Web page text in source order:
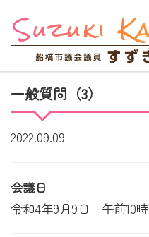
一般質問（3）
2022.09.09
会議日
令和4年9月9日 午前10時